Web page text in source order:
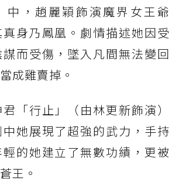
中，趙麗穎飾演魔界女王爺
真身乃鳳凰。劇情描述她因受
而受傷，墜入凡間無法變回
成雞賣掉。
「行止」（由林更新飾演）
她展現了超強的武力，手持
的她建立了無數功績，更被
王。